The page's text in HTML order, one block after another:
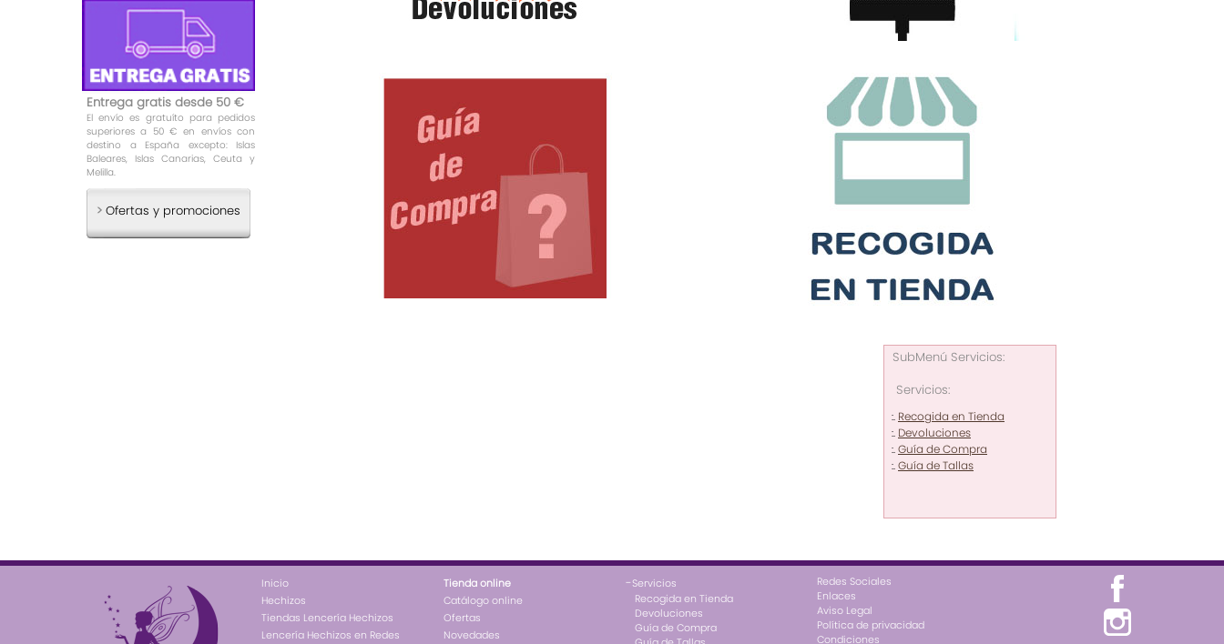
Entrega gratis desde 50 €
El envío es gratuíto para pedidos
superiores a 50 € en envíos con
destino a España excepto: Islas
Baleares, Islas Canarias, Ceuta y
Melilla.
> Ofertas y promociones
SubMenú Servicios:
Servicios:
:. Recogida en Tienda
:. Devoluciones
:.Guía de Compra
:.Guía de Tallas
Inicio
Hechizos
Tiendas Lencería Hechizos
Lencería Hechizos en Redes
Tienda online
Catálogo online
Ofertas
Novedades
-Servicios
Recogida en Tienda
Devoluciones
Guía de Compra
Redes Sociales
Enlaces
Aviso Legal
Política de privacidad
Condiciones